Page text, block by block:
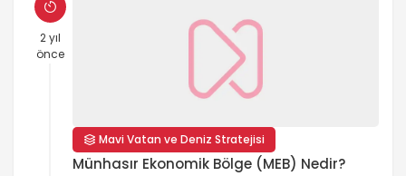
mili genişliğinde olup, balıkçılık ve enerji
kaynakları gibi geniş haklar tanırken, kıta
sahanlığı doğal kaynakların keşfi ve işletilmesi
için kritiktir. Bu iki kavram, 1982 Birleşmiş
düzenlenmiştir.
2 yıl
önce
Mavi Vatan ve Deniz Stratejisi
Münhasır Ekonomik Bölge (MEB) Nedir?